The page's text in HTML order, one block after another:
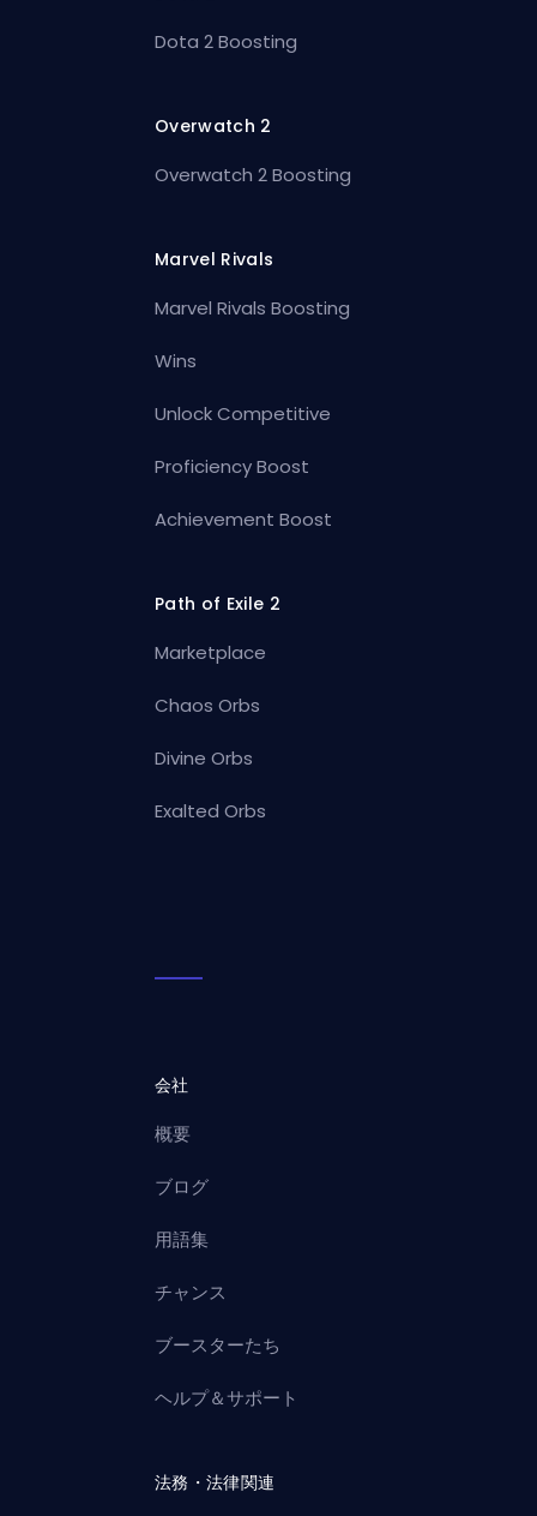
Dota 2 Boosting
Overwatch 2
Overwatch 2 Boosting
Marvel Rivals
Marvel Rivals Boosting
Wins
Unlock Competitive
Proficiency Boost
Achievement Boost
Path of Exile 2
Marketplace
Chaos Orbs
Divine Orbs
Exalted Orbs
会社
概要
ブログ
用語集
チャンス
ブースターたち
ヘルプ＆サポート
法務・法律関連